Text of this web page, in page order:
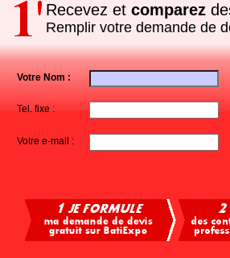
Recevez et comparez
Remplir votre demande de
Votre Nom :
Tel. fixe :
Votre e-mail :